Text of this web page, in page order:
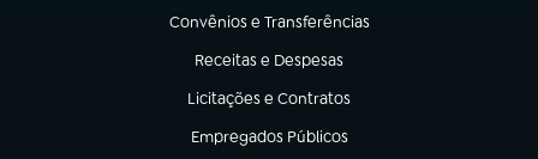
Convênios e Transferências
(abre em nova aba)
Receitas e Despesas
(abre em nova aba)
Licitações e Contratos
(abre em nova aba)
Empregados Públicos
(abre em nova aba)